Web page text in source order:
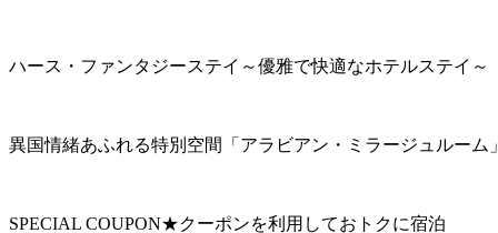
ハース・ファンタジーステイ～優雅で快適なホテルステイ～
異国情緒あふれる特別空間「アラビアン・ミラージュルーム
SPECIAL COUPON★クーポンを利用しておトクに宿泊